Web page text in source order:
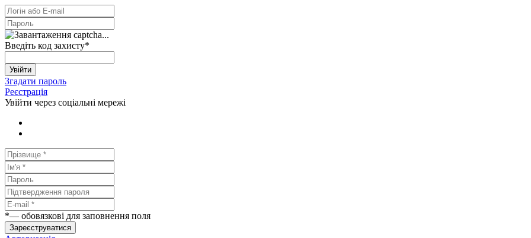
Введіть код захисту*
Увійти
Згадати пароль
Реєстрація
Увійти через соціальні мережі
*— обовязкові для заповнення поля
Зареєструватися